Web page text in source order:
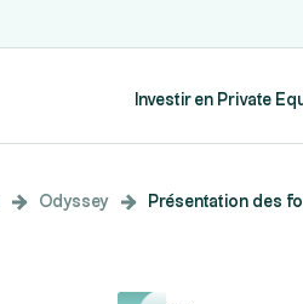
Investir en Private
Odyssey Présentation des